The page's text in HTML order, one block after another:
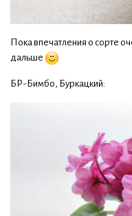
Пока впечатления о сорте
дальше
БР-Бимбо, Буркацкий: